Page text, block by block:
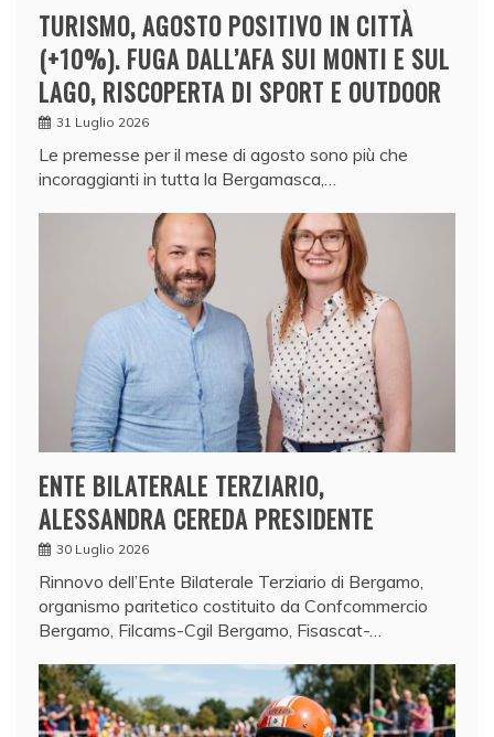
TURISMO, AGOSTO POSITIVO IN CITTÀ
(+10%). FUGA DALL’AFA SUI MONTI E SUL
LAGO, RISCOPERTA DI SPORT E OUTDOOR
31 Luglio 2026
Le premesse per il mese di agosto sono più che
incoraggianti in tutta la Bergamasca,…
ENTE BILATERALE TERZIARIO,
ALESSANDRA CEREDA PRESIDENTE
30 Luglio 2026
Rinnovo dell’Ente Bilaterale Terziario di Bergamo,
organismo paritetico costituito da Confcommercio
Bergamo, Filcams-Cgil Bergamo, Fisascat-…